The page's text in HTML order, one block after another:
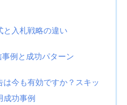
と入札戦略の違い
例と成功パターン
は今も有効ですか？スキッ
成功事例